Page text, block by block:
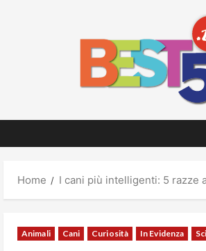
Home I cani più intelligenti: 5 razze
Animali Cani Curiosità In Evidenza